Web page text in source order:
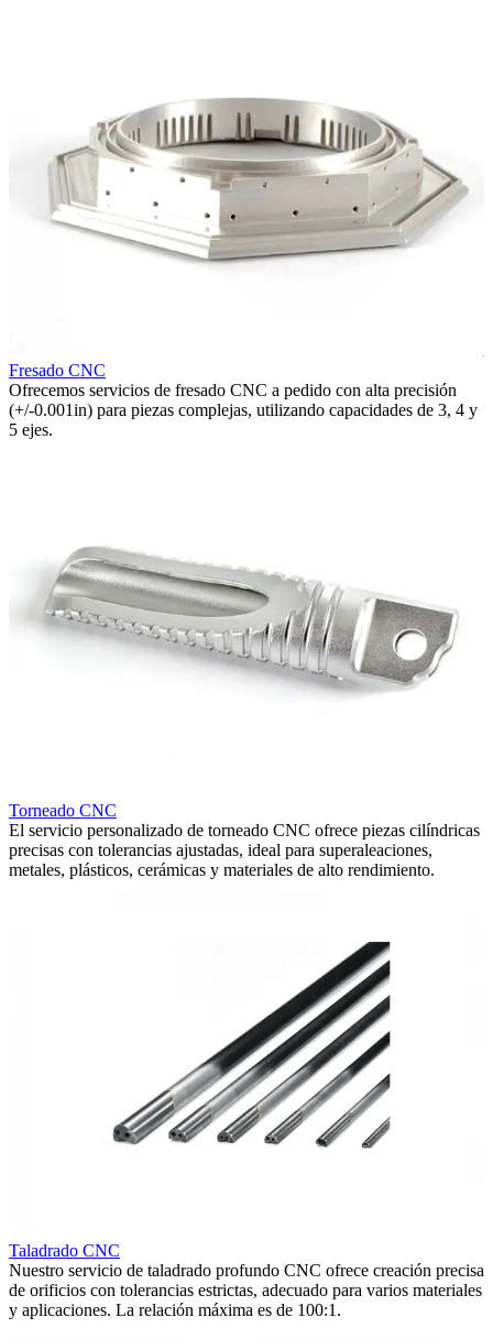
Fresado CNC
Ofrecemos servicios de fresado CNC a pedido con alta precisión
(+/-0.001in) para piezas complejas, utilizando capacidades de 3, 4 y
5 ejes.
Torneado CNC
El servicio personalizado de torneado CNC ofrece piezas cilíndricas
precisas con tolerancias ajustadas, ideal para superaleaciones,
metales, plásticos, cerámicas y materiales de alto rendimiento.
Taladrado CNC
Nuestro servicio de taladrado profundo CNC ofrece creación precisa
de orificios con tolerancias estrictas, adecuado para varios materiales
y aplicaciones. La relación máxima es de 100:1.